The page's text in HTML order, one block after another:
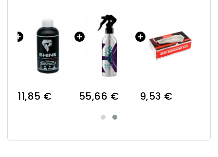
11,85 € 55,66 € 9,53 €